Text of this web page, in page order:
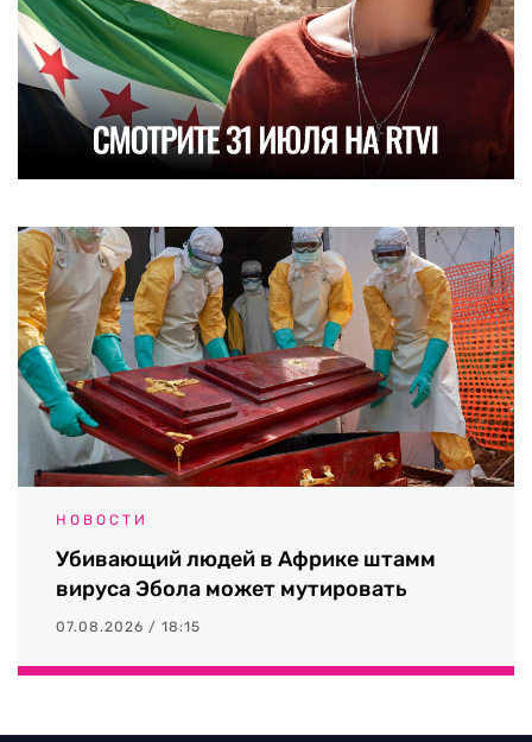
НОВОСТИ
Убивающий людей в Африке штамм
вируса Эбола может мутировать
07.08.2026 / 18:15